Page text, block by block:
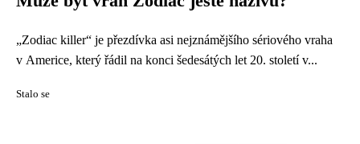
„Zodiac killer“ je přezdívka asi nejznámějšího sériového vraha
v Americe, který řádil na konci šedesátých let 20. století v...
Stalo se